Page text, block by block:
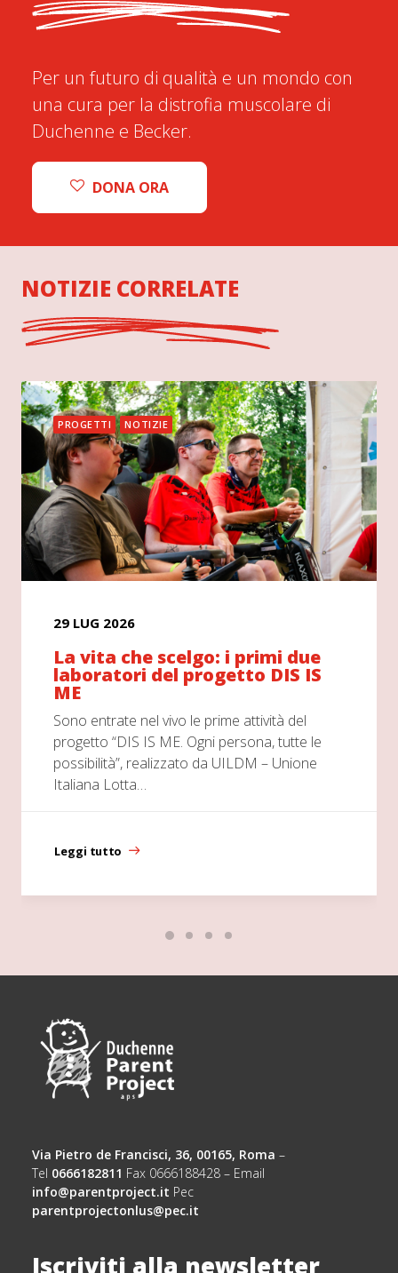
Per un futuro di qualità e un mondo con
una cura per la distrofia muscolare di
Duchenne e Becker.
DONA ORA
NOTIZIE CORRELATE
PROGETTI NOTIZIE
29 LUG 2026
La vita che scelgo: i primi due
laboratori del progetto DIS IS
ME
Sono entrate nel vivo le prime attività del
progetto “DIS IS ME. Ogni persona, tutte le
possibilità”, realizzato da UILDM – Unione
Italiana Lotta…
Leggi tutto
Via Pietro de Francisci, 36, 00165, Roma –
Tel 0666182811 Fax 0666188428 – Email
info@parentproject.it Pec
parentprojectonlus@pec.it
Iscriviti alla newsletter